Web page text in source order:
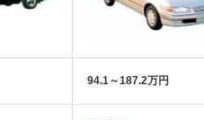
94.1～187.2万円